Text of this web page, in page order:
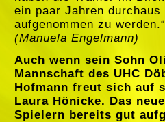
ein paar Jahren
aufgenommen zu werden.“
(Manuela Engelmann)
Auch wenn sein Sohn
Mannschaft des UHC
Hofmann freut sich auf
Laura Hönicke. Das
Spielern bereits gut